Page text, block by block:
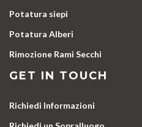
Potatura siepi
Potatura Alberi
Rimozione Rami Secchi
GET IN TOUCH
Richiedi Informazioni